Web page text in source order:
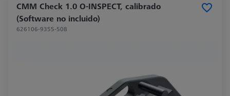
CMM Check 1.0 O-INSPECT, calibrado
(Software no incluido)
626106-9355-508